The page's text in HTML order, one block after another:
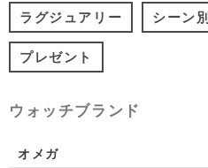
ラグジュアリー シーン別
プレゼント
ウォッチブランド
オメガ